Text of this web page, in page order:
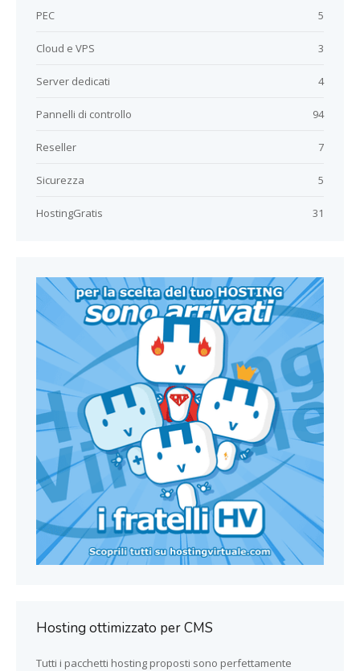
5
PEC
3
Cloud e VPS
4
Server dedicati
94
Pannelli di controllo
7
Reseller
5
Sicurezza
31
HostingGratis
Hosting ottimizzato per CMS
Tutti i pacchetti hosting proposti sono perfettamente